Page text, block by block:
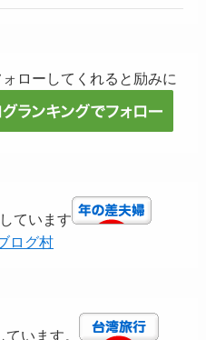
ローしてくれると励みに
ています
ログ村
います。